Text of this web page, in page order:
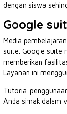
dengan siswa
Google
Media
suite. Google suite
memberikan
Layanan ini
Tutorial
Anda simak dalam